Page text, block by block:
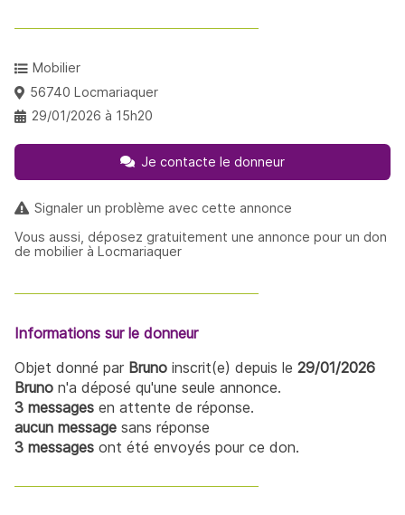
Mobilier
56740 Locmariaquer
29/01/2026 à 15h20
Je contacte le donneur
Signaler un problème avec cette annonce
Vous aussi, déposez gratuitement une annonce pour un don
de mobilier à Locmariaquer
Informations sur le donneur
Objet donné par Bruno inscrit(e) depuis le 29/01/2026
Bruno n'a déposé qu'une seule annonce.
3 messages en attente de réponse.
aucun message sans réponse
3 messages ont été envoyés pour ce don.